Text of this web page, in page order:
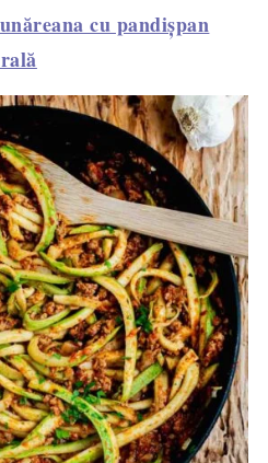
cu pandișpan